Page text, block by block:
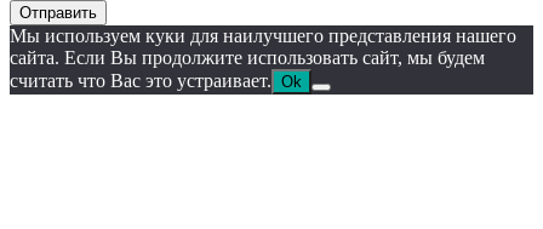
Отправить
Мы используем куки для наилучшего представления нашего
сайта. Если Вы продолжите использовать сайт, мы будем
считать что Вас это устраивает. Ok